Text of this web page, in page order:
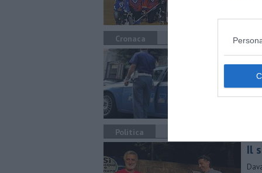
Cronaca
​Il
Politica
Il